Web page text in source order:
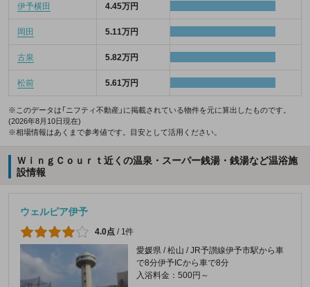
伊予横田 4.45万円
岡田 5.11万円
古泉 5.82万円
松前 5.61万円
※このデータは「ニフティ不動産」に掲載されている物件を元に算出したものです。
(2026年8月10日現在)
※相場情報はあくまで参考値です。目安として活用ください。
ＷｉｎｇＣｏｕｒｔ近くの温泉・スーパー銭湯・銭湯など温浴施
設情報
ウェルピア伊予
4.0点 / 1件
愛媛県 / 松山 / JR予讃線伊予市駅から車
で8分伊予ICから車で8分
入浴料金：500円～